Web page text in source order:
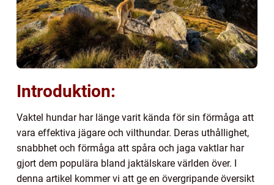
Introduktion:
Vaktel hundar har länge varit kända för sin förmåga att
vara effektiva jägare och vilthundar. Deras uthållighet,
snabbhet och förmåga att spåra och jaga vaktlar har
gjort dem populära bland jaktälskare världen över. I
denna artikel kommer vi att ge en övergripande översikt